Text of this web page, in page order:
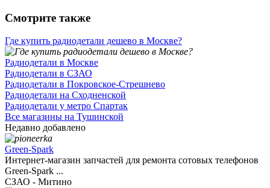
Смотрите также
Где купить радиодетали дешево в Москве?
Радиодетали в Москве
Радиодетали в СЗАО
Радиодетали в Покровское-Стрешнево
Радиодетали на Сходненской
Радиодетали у метро Спартак
Все магазины на Тушинской
Недавно добавлено
Green-Spark
Интернет-магазин запчастей для ремонта сотовых телефонов
Green-Spark ...
СЗАО - Митино